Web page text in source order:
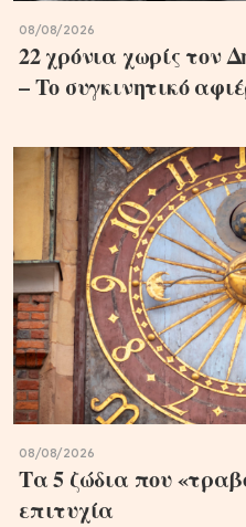
08/08/2026
22 χρόνια χωρίς
– Το συγκινητικό
08/08/2026
Τα 5 ζώδια που
επιτυχία